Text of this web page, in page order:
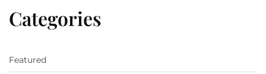
Categories
Featured